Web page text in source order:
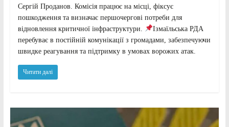
Сергій Проданов. Комісія працює на місці, фіксує
пошкодження та визначає першочергові потреби для
відновлення критичної інфраструктури.
Ізмаїльська РДА
перебуває в постійній комунікації з громадами, забезпечуючи
швидке реагування та підтримку в умовах ворожих атак.
Читати далі